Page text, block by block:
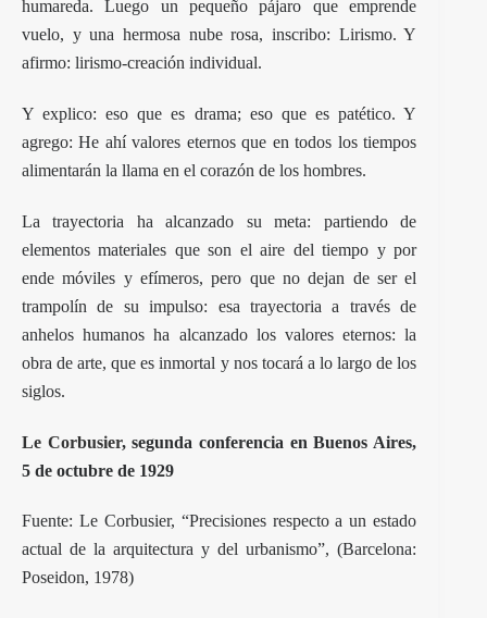
humareda. Luego un pequeño pájaro que emprende
vuelo, y una hermosa nube rosa, inscribo: Lirismo. Y
afirmo: lirismo-creación individual.
Y explico: eso que es drama; eso que es patético. Y
agrego: He ahí valores eternos que en todos los tiempos
alimentarán la llama en el corazón de los hombres.
La trayectoria ha alcanzado su meta: partiendo de
elementos materiales que son el aire del tiempo y por
ende móviles y efímeros, pero que no dejan de ser el
trampolín de su impulso: esa trayectoria a través de
anhelos humanos ha alcanzado los valores eternos: la
obra de arte, que es inmortal y nos tocará a lo largo de los
siglos.
Le Corbusier, segunda conferencia en Buenos Aires,
5 de octubre de 1929
Fuente: Le Corbusier, “Precisiones respecto a un estado
actual de la arquitectura y del urbanismo”, (Barcelona:
Poseidon, 1978)